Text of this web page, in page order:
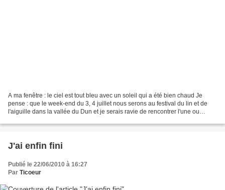
A ma fenêtre : le ciel est tout bleu avec un soleil qui a été bien chaud Je
pense : que le week-end du 3, 4 juillet nous serons au festival du lin et de
l'aiguille dans la vallée du Dun et je serais ravie de rencontrer l'une ou
J'ai enfin fini
Publié le 22/06/2010 à 16:27
Par Ticoeur